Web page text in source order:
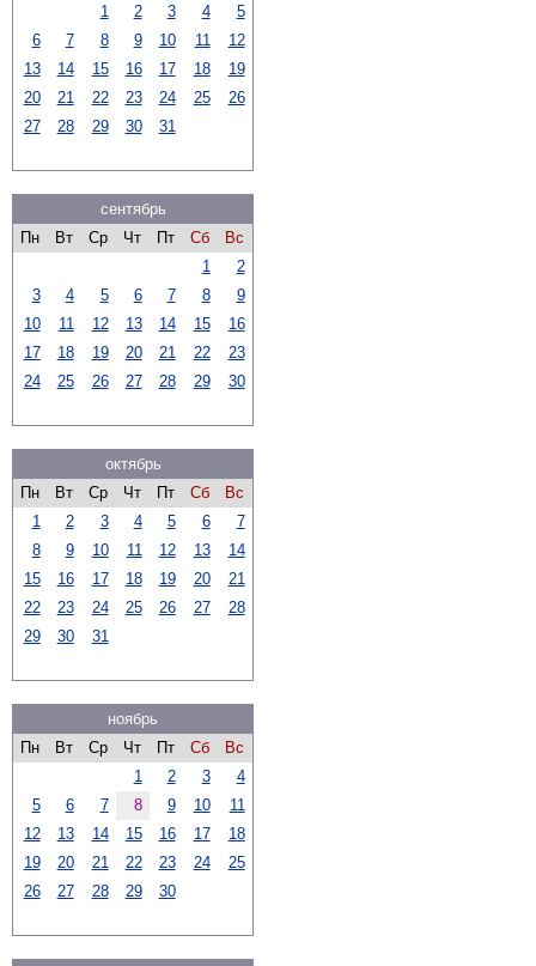
1
2 3 4
5
6
7 8 9 10 11
12
13
14 15 16 17 18
19
20
21 22 23 24 25
26
27
28 29 30 31
сентябрь
Пн
Вт Ср Чт Пт Сб
Вс
1
2
3
4 5 6 7 8
9
10
11 12 13 14 15
16
17
18 19 20 21 22
23
24
25 26 27 28 29 30
октябрь
Пн
Вт Ср Чт Пт Сб
Вс
1
2 3 4 5 6
7
8
9 10 11 12 13
14
15
16 17 18 19 20
21
22
23 24 25 26 27
28
29
30 31
ноябрь
Пн
Вт Ср Чт Пт Сб
Вс
1
2 3
4
5
6 7 8 9 10
11
12
13 14 15 16 17
18
19
20 21 22 23 24
25
26
27 28 29 30